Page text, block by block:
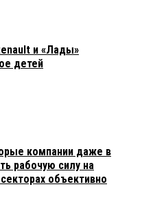
и «Лады»
детей
компании даже в
рабочую силу на
объективно